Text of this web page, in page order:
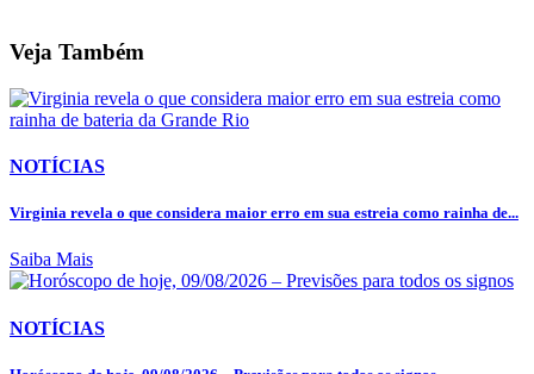
Veja Também
NOTÍCIAS
Virginia revela o que considera maior erro em sua estreia como rainha de...
Saiba Mais
NOTÍCIAS